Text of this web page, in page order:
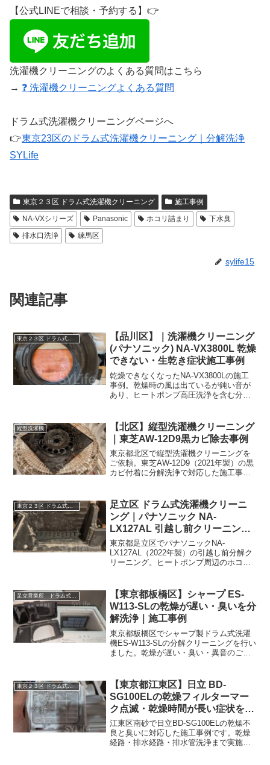
【公式LINEで相談・予約する】👉
洗濯機クリーニングのよくある質問はこちら
→ ❓ 洗濯機クリーニングよくある質問
ドラム式洗濯機クリーニングページへ
👉東京23区のドラム式洗濯機クリーニング｜分解洗浄
SYLife
東京２３区 ドラム式洗濯機クリーニング
施工事例
NA-VXシリーズ
Panasonic ホコリ詰まり
下水臭
排水口洗浄
練馬区
sylife15
関連記事
【品川区】｜洗濯機クリーニング
(パナソニック) NA-VX3800L 乾燥
できない・生乾き症状施工事例
乾燥できなくなったNA-VX3800Lの施工
事例。乾燥時の風は出ているが鈍い音が
あり、ヒートポンプ高圧洗浄を含む分解
縦型洗濯機
【北区】縦型洗濯機クリーニング
｜東芝AW-12D9黒カビ除去事例
東京都北区で縦型洗濯機クリーニングを
ご依頼。東芝AW-12D9（2021年製）の黒
カビ付着に分解洗浄で対応した施工事例
東京２３区 ドラム式洗濯機クリーニング
足立区 ドラム式洗濯機クリーニ
ング｜パナソニック NA-
LX127AL 引越し前クリーニング
施工事例
東京都足立区でパナソニックNA-
LX127AL（2022年製）の引越し前分解ク
リーニング。ヒートポンプ周辺のホコリ
足立営業所 ドラム式洗濯機クリーニング
【東京都板橋区】シャープ ES-
W113-SLの乾燥が遅い・臭いを分
解洗浄｜施工事例
東京都板橋区でシャープ製ドラム式洗濯
機ES-W113-SLの分解クリーニングを行い
ました。乾燥が遅い・臭い・異音のご相
詳しくご紹介します。
東京２３区 ドラム式洗濯機クリーニング
【東京都江東区】日立 BD-
SG100ELの乾燥フィルターマー
ク点滅・乾燥時間が長い症状を分
解クリーニング｜施工事例
江東区南砂で日立BD-SG100ELの乾燥不
良と臭いに対応した施工事例です。乾燥
経路・排水経路・排水管洗浄まで実施